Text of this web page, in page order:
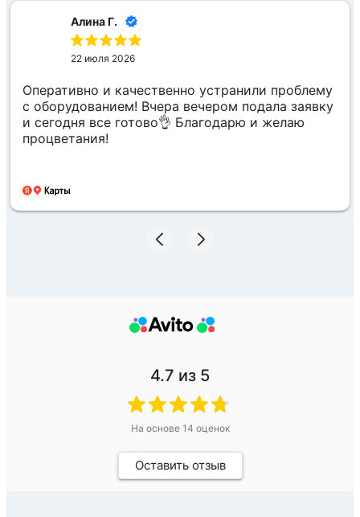
Алина Г.
22 июля 2026
Оперативно и качественно устранили проблему
с оборудованием! Вчера вечером подала заявку
и сегодня все готово👌 Благодарю и желаю
процветания!
4.7 из 5
На основе 14 оценок
Оставить отзыв